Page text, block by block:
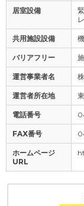
居室設備
共用施設設備
バリアフリー
運営事業者名
運営者所在地
電話番号
FAX番号
ホームページ
URL